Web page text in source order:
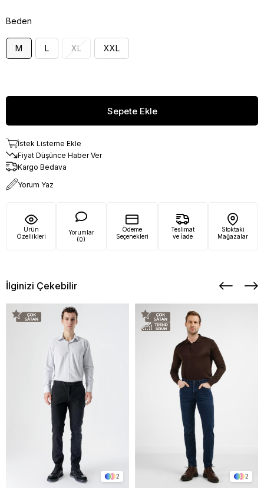
Beden
M L XL XXL
İstek Listeme Ekle
Fiyat Düşünce Haber Ver
Kargo Bedava
Yorum Yaz
Ürün
Özellikleri
Yorumlar
(0)
Ödeme
Seçenekleri
Teslimat
ve İade
Stoktaki
Mağazalar
İlginizi Çekebilir
2 2